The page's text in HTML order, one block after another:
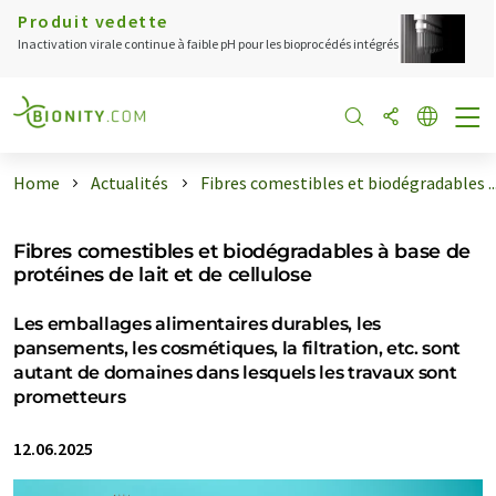
Produit vedette
Inactivation virale continue à faible pH pour les bioprocédés intégrés
Home Actualités Fibres comestibles et biodégradables
Fibres comestibles et biodégradables à base de
protéines de lait et de cellulose
Les emballages alimentaires durables, les
pansements, les cosmétiques, la filtration, etc. sont
autant de domaines dans lesquels les travaux sont
prometteurs
12.06.2025